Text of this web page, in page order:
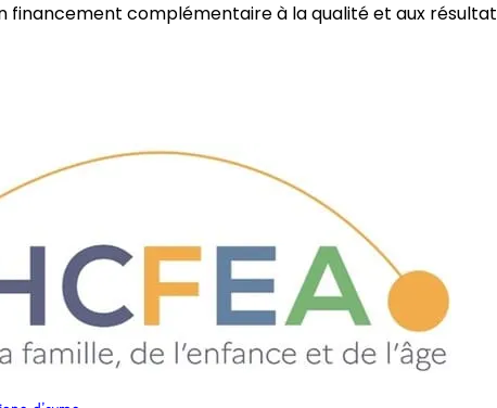
complémentaire à la qualité et aux